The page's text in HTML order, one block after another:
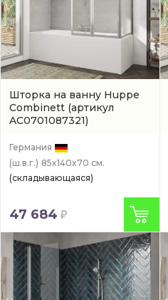
Шторка на ванну Huppe
Combinett (артикул
AC0701087321)
Германия
(ш.в.г.) 85x140x70 см.
(складывающаяся)
47 684